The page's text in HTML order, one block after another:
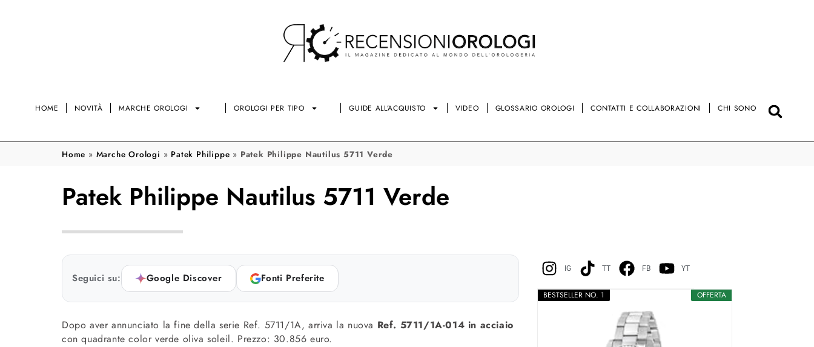
HOME NOVITÀ MARCHE OROLOGI OROLOGI PER TIPO GUIDE ALL’ACQUISTO VIDEO GLOSSARIO OROLOGI CONTATTI E COLLABORAZIONI CHI SONO
Home » Marche Orologi » Patek Philippe » Patek Philippe Nautilus 5711 Verde
Patek Philippe Nautilus 5711 Verde
Seguici su: Google Discover Fonti Preferite
Dopo aver annunciato la fine della serie Ref. 5711/1A, arriva la nuova Ref. 5711/1A-014 in acciaio
con quadrante color verde oliva soleil. Prezzo: 30.856 euro.
IG TT FB YT
OFFERTA
BESTSELLER NO. 1